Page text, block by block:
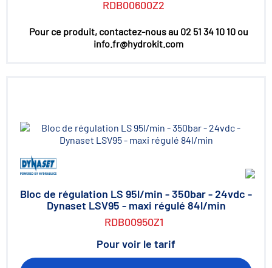
RDB00600Z2
Pour ce produit, contactez-nous au 02 51 34 10 10 ou
info.fr@hydrokit.com
Bloc de régulation LS 95l/min - 350bar - 24vdc -
Dynaset LSV95 - maxi régulé 84l/min
RDB00950Z1
Pour voir le tarif